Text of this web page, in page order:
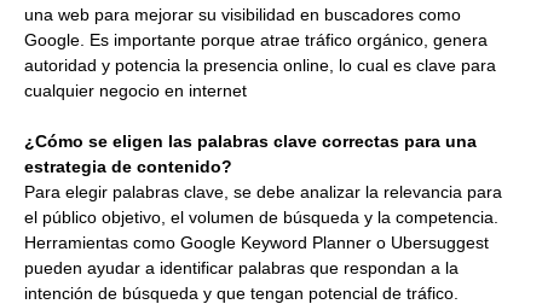
una web para mejorar su visibilidad en buscadores como
Google. Es importante porque atrae tráfico orgánico, genera
autoridad y potencia la presencia online, lo cual es clave para
cualquier negocio en internet
¿Cómo se eligen las palabras clave correctas para una
estrategia de contenido?
Para elegir palabras clave, se debe analizar la relevancia para
el público objetivo, el volumen de búsqueda y la competencia.
Herramientas como Google Keyword Planner o Ubersuggest
pueden ayudar a identificar palabras que respondan a la
intención de búsqueda y que tengan potencial de tráfico.